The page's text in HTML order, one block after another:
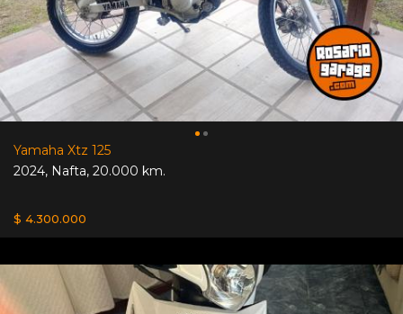
Yamaha Xtz 125
2024, Nafta, 20.000 km.
$ 4.300.000